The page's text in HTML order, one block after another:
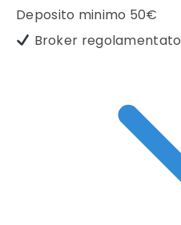
Deposito minimo 50€
Broker regolamentato